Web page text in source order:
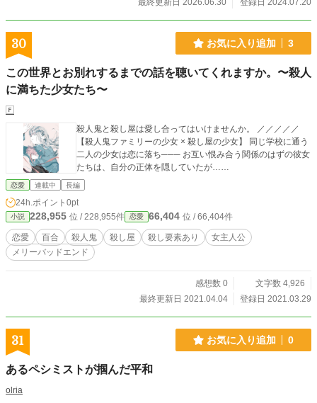
最終更新日 2026.06.30
登録日 2024.07.20
30 お気に入り追加 3
この世界とお別れするまでの話を聴いてくれますか。〜殺人
に満ちた少女たち〜
🄵
殺人鬼と殺し屋は愛し合ってはいけませんか。 ／／／／／
【殺人鬼ファミリーの少女 × 殺し屋の少女】 同じ学校に通う
二人の少女は恋に落ち─── お互い恨み合う関係のはずの彼女
たちは、自分の正体を隠していたが……
恋愛 連載中 長編
24h.ポイント 0pt
小説 228,955 位 / 228,955件 恋愛 66,404 位 / 66,404件
恋愛 百合 殺人鬼 殺し屋 殺し要素あり
女主人公
メリーバッドエンド
感想数 0
文字数 4,926
最終更新日 2021.04.04
登録日 2021.03.29
31 お気に入り追加 0
あるペシミストが掴んだ平和
olria